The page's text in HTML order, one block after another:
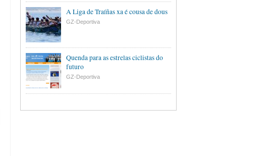
A Liga de Traíñas xa é cousa de dous
GZ-Deportiva
Quenda para as estrelas ciclistas do
futuro
GZ-Deportiva